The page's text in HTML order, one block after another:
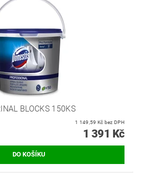
BLOCKS 150KS
1 149,59 Kč bez DPH
1 391 Kč